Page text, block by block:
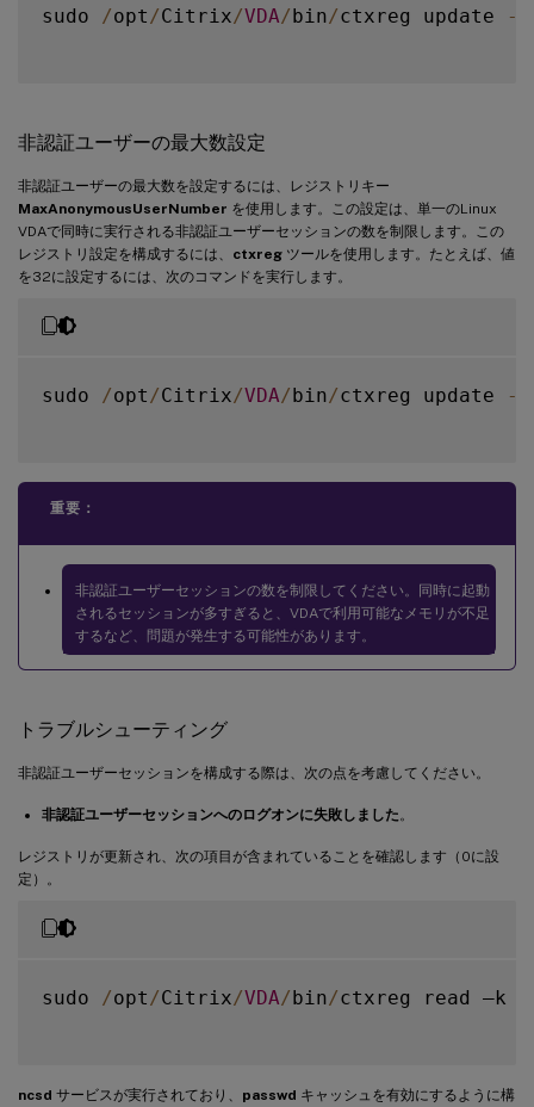
sudo /opt /Citrix/VDA/bin/ctxreg update -
非認証ユーザーの最大数設定
非認証ユーザーの最大数を設定するには、レジストリキー
MaxAnonymousUserNumber を使用します。この設定は、単一のLinux
VDAで同時に実行される非認証ユーザーセッションの数を制限します。この
レジストリ設定を構成するには、 ctxreg ツールを使用します。たとえば、値
を32に設定するには、次のコマンドを実行します。
sudo /opt /Citrix/VDA/bin/ctxreg update -
重要：
非認証ユーザーセッションの数を制限してください。同時に起動
されるセッションが多すぎると、VDAで利用可能なメモリが不足
するなど、問題が発生する可能性があります。
トラブルシューティング
非認証ユーザーセッションを構成する際は、次の点を考慮してください。
非認証ユーザーセッションへのログオンに失敗しました 。
レジストリが更新され、次の項目が含まれていることを確認します（0に設
定）。
sudo /opt /Citrix/VDA/bin/ctxreg read –k
ncsd サービスが実行されており、 passwd キャッシュを有効にするように構